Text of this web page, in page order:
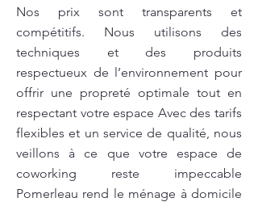
Nos prix sont transparents et
compétitifs. Nous utilisons des
techniques et des produits
respectueux de l’environnement pour
offrir une propreté optimale tout en
respectant votre espace Avec des tarifs
flexibles et un service de qualité, nous
veillons à ce que votre espace de
coworking reste impeccable
Pomerleau rend le ménage à domicile